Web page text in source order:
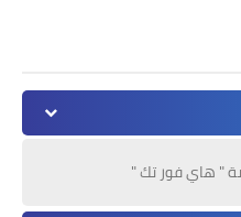
" هاي فور تك "